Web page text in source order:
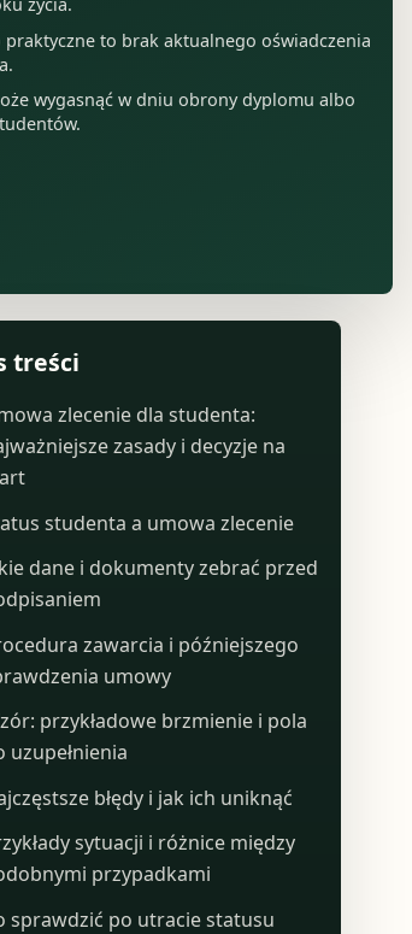
praktyczne to brak aktualnego oświadczenia
wygasnąć w dniu obrony dyplomu albo
treści
zlecenie dla studenta:
zasady i decyzje na
studenta a umowa zlecenie
dane i dokumenty zebrać przed
zawarcia i późniejszego
umowy
przykładowe brzmienie i pola
uzupełnienia
błędy i jak ich uniknąć
sytuacji i różnice między
przypadkami
sprawdzić po utracie statusu